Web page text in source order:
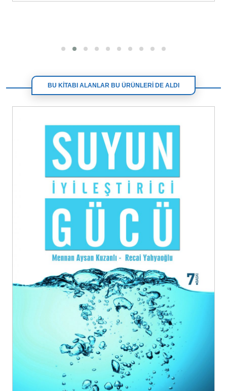
BU KİTABI ALANLAR BU ÜRÜNLERİ DE ALDI